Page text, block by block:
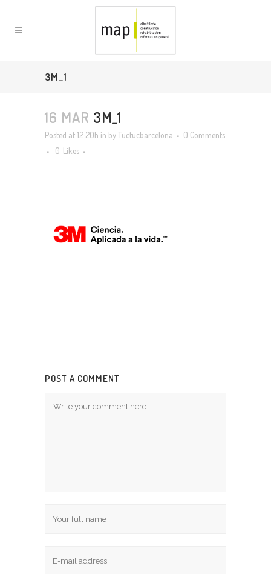
3M_1
16 MAR 3M_1
Posted at 12:20h in byTuctucbarcelona
0 Comments
0 Likes
POST A COMMENT